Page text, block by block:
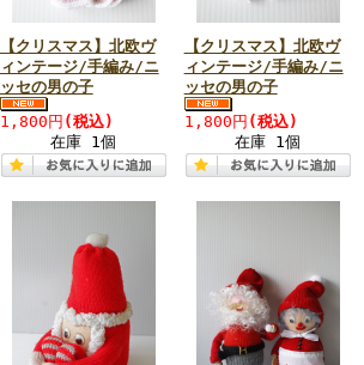
【クリスマス】北欧ヴ
ィンテージ/手編み/ニ
ッセの男の子
1,800円 (税込)
在庫 1個
【クリスマス】北欧ヴ
ィンテージ/手編み/ニ
ッセの男の子
1,800円 (税込)
在庫 1個